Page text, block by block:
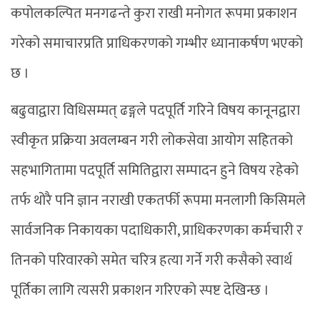
कपोलकल्पित मनगढन्ते कुरा राखी मनोगत रूपमा प्रकाशन
गरेको समाचारप्रति प्राधिकरणको गम्भीर ध्यानाकर्षण भएको
छ ।
बढुवाद्वारा विधिसम्मत् ढङ्गले पदपूर्ति गरिने विषय कानूनद्वारा
स्वीकृत प्रक्रिया अवलम्बन गरी लोकसेवा आयोग सहितको
सहभागितामा पदपूर्ति समितिद्वारा सम्पादन हुने विषय रहेको
तर्फ थोरै पनि ज्ञान नराखी एकतर्फी रूपमा मनलागी किसिमले
सार्वजनिक निकायका पदाधिकारी, प्राधिकरणका कर्मचारी र
तिनको परिवारको समेत चरित्र हत्या गर्ने गरी कसैको स्वार्थ
पूर्तिका लागि त्यसरी प्रकाशन गरिएको स्पष्ट देखिन्छ ।